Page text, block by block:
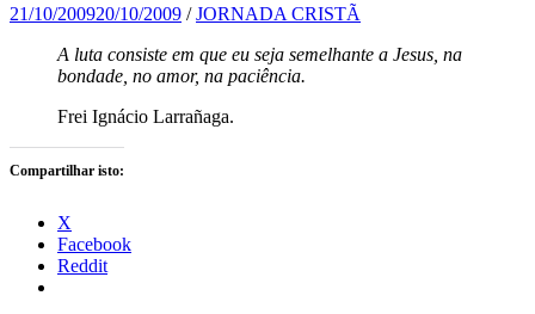
Santa
Igreja
Católica
Apostólica
Romana
21/10/200920/10/2009 /JORNADA CRISTÃ
A luta consiste em que eu seja semelhante a Jesus, na
bondade, no amor, na paciência.
Frei Ignácio Larrañaga.
Compartilhar isto:
X
Facebook
Reddit